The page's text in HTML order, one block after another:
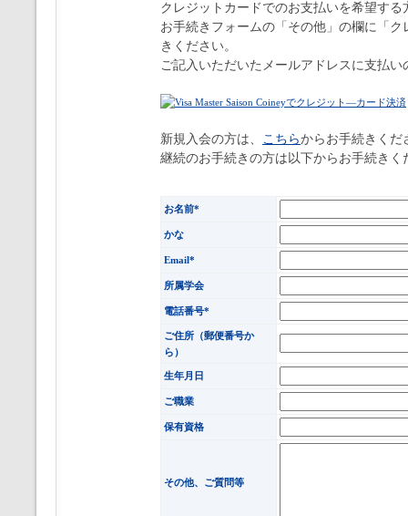
クレジットカードでのお支払いを希望する
お手続きフォームの「その他」の欄に「
きください。
ご記入いただいたメールアドレスに支払
新規入会の方は、 こちらからお手続きくだ
継続のお手続きの方は以下からお手続きく
お名前*
かな
Email*
所属学会
電話番号*
ご住所（郵便番号か
ら）
生年月日
ご職業
保有資格
その他、ご質問等